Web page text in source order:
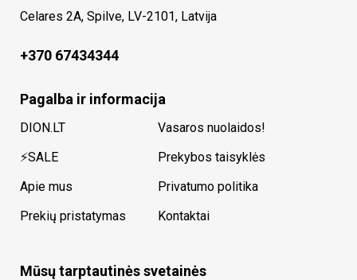
Celares 2A, Spilve, LV-2101, Latvija
+370 67434344
Pagalba ir informacija
DION.LT
⚡SALE
Apie mus
Prekių pristatymas
Vasaros nuolaidos!
Prekybos taisyklės
Privatumo politika
Kontaktai
Mūsų tarptautinės svetainės